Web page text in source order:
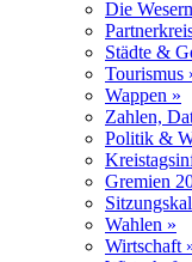
Die
Städte &
Tourismus
Wappen »
Zahlen,
Politik &
Gremien
Wahlen »
Wirtschaft